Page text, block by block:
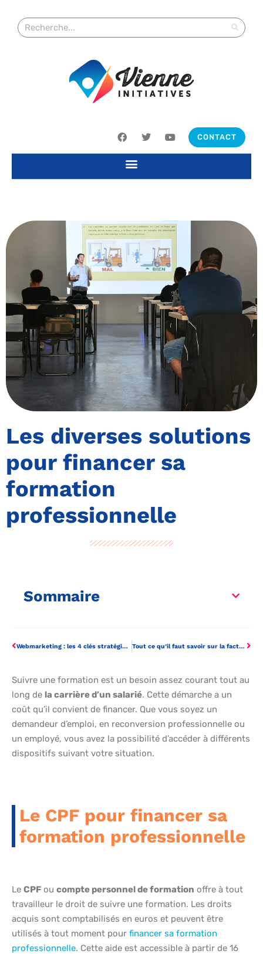
CONTACT
Les diverses solutions
pour financer sa
formation
professionnelle
Sommaire
Webmarketing : les 4 clés stratégiques ! Tout ce qu’il faut savoir sur la facture numérisée
Suivre une formation est un besoin assez courant tout au
long de la carrière d’un salarié. Cette démarche a un
coût qu’il convient de financer. Que vous soyez un
demandeur d’emploi, en reconversion professionnelle ou
un employé, vous avez la possibilité d’accéder à différents
dispositifs suivant votre situation.
Le CPF pour financer sa
formation professionnelle
Le CPF ou compte personnel de formation offre à tout
travailleur le droit de suivre une formation. Les droits
acquis sont comptabilisés en euros et peuvent être
utilisés à tout moment pour financer sa formation
professionnelle. Cette aide est accessible à partir de 16